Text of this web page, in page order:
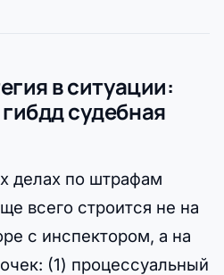
в ситуации:
судебная
делах по штрафам
всего строится не на
с инспектором, а на
(1) процессуальный